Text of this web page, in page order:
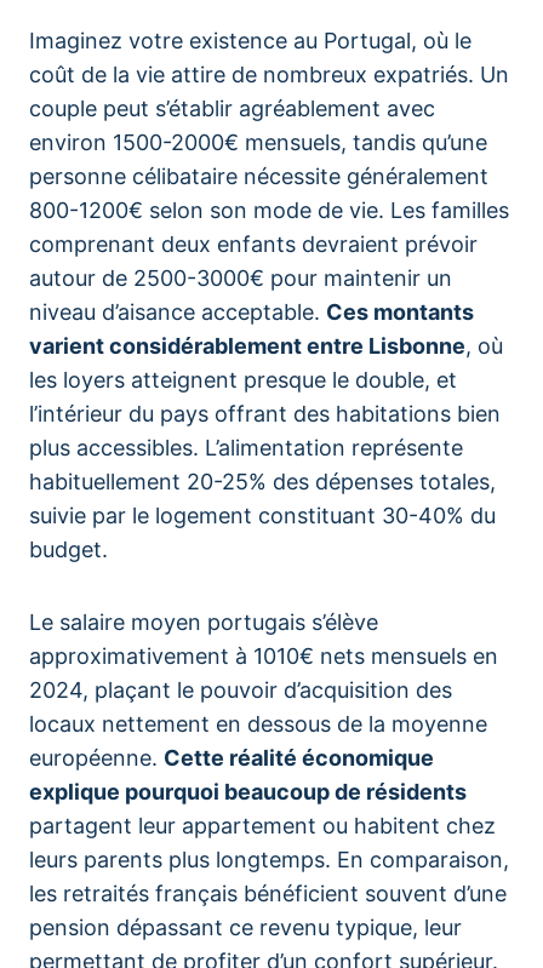
Imaginez votre existence au Portugal, où le
coût de la vie attire de nombreux expatriés. Un
couple peut s’établir agréablement avec
environ 1500-2000€ mensuels, tandis qu’une
personne célibataire nécessite généralement
800-1200€ selon son mode de vie. Les familles
comprenant deux enfants devraient prévoir
autour de 2500-3000€ pour maintenir un
niveau d’aisance acceptable. Ces montants
varient considérablement entre Lisbonne, où
les loyers atteignent presque le double, et
l’intérieur du pays offrant des habitations bien
plus accessibles. L’alimentation représente
habituellement 20-25% des dépenses totales,
suivie par le logement constituant 30-40% du
budget.
Le salaire moyen portugais s’élève
approximativement à 1010€ nets mensuels en
2024, plaçant le pouvoir d’acquisition des
locaux nettement en dessous de la moyenne
européenne. Cette réalité économique
explique pourquoi beaucoup de résidents
partagent leur appartement ou habitent chez
leurs parents plus longtemps. En comparaison,
les retraités français bénéficient souvent d’une
pension dépassant ce revenu typique, leur
permettant de profiter d’un confort supérieur.